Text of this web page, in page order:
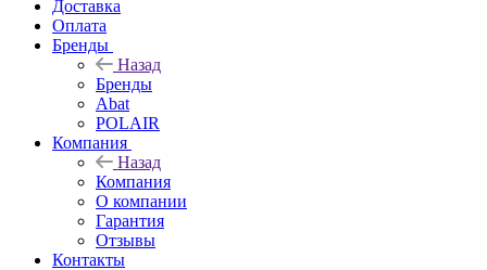
Доставка
Оплата
Бренды
Назад
Бренды
Abat
POLAIR
Компания
Назад
Компания
О компании
Гарантия
Отзывы
Контакты